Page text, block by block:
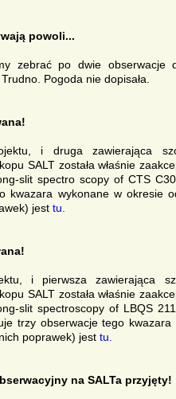
powoli...
zebrać po dwie obserwacje
Pogoda nie dopisała.
i druga zawierająca
SALT została właśnie
slit spectro scopy of CTS
kwazara wykonane w okresie
jest tu.
i pierwsza zawierająca
SALT została właśnie
slit spectroscopy of LBQS
trzy obserwacje tego
poprawek) jest tu.
na SALTa przyjęty!